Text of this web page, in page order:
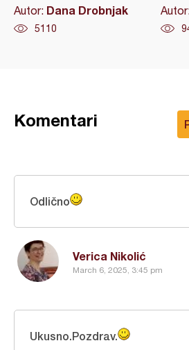
Autor: Dana Drobnjak
5110
Komentari
Verica Nikolić
March 6, 2025, 3:45 pm
Odlično
Ukusno.Pozdrav.